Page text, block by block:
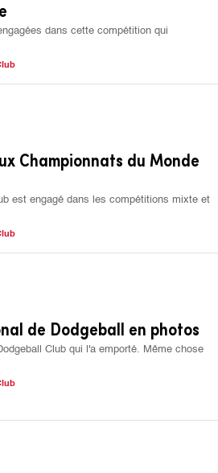
dans cette compétition qui
Championnats du Monde
est engagé dans les compétitions mixte et
de Dodgeball en photos
Club qui l'a emporté. Même chose